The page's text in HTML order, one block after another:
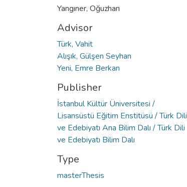
Yangıner, Oğuzhan
Advisor
Türk, Vahit
Alışık, Gülşen Seyhan
Yeni, Emre Berkan
Publisher
İstanbul Kültür Üniversitesi /
Lisansüstü Eğitim Enstitüsü / Türk Dili
ve Edebiyatı Ana Bilim Dalı / Türk Dili
ve Edebiyatı Bilim Dalı
Type
masterThesis